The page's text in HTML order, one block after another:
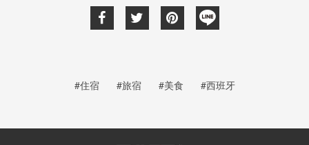
#住宿 #旅宿 #美食 #西班牙